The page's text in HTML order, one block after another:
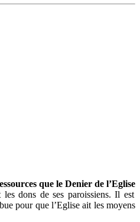
que le Denier de l’Eglise
dons de ses paroissiens. Il est
pour que l’Eglise ait les moyens